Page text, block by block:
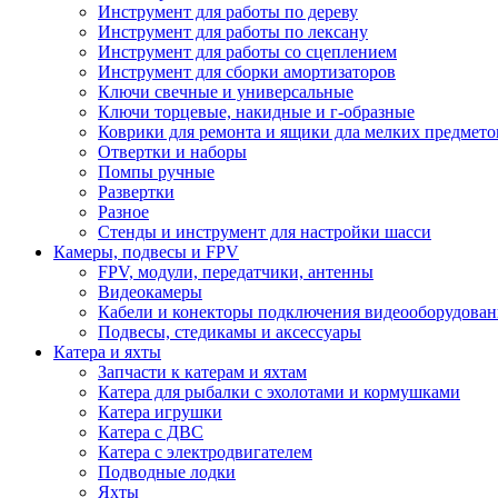
Инструмент для работы по дереву
Инструмент для работы по лексану
Инструмент для работы со сцеплением
Инструмент для сборки амортизаторов
Ключи свечные и универсальные
Ключи торцевые, накидные и г-образные
Коврики для ремонта и ящики дла мелких
Отвертки и наборы
Помпы ручные
Развертки
Разное
Стенды и инструмент для настройки шасси
Камеры, подвесы и FPV
FPV, модули, передатчики, антенны
Видеокамеры
Кабели и конекторы подключения
Подвесы, стедикамы и аксессуары
Катера и яхты
Запчасти к катерам и яхтам
Катера для рыбалки с эхолотами и кормушками
Катера игрушки
Катера с ДВС
Катера с электродвигателем
Подводные лодки
Яхты